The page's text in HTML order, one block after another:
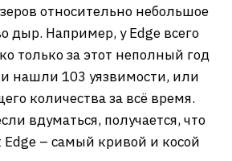
относительно небольшое
дыр. Например, у Edge всего
только за этот неполный год
нашли 103 уязвимости, или
количества за всё время.
вдуматься, получается, что
– самый кривой и косой